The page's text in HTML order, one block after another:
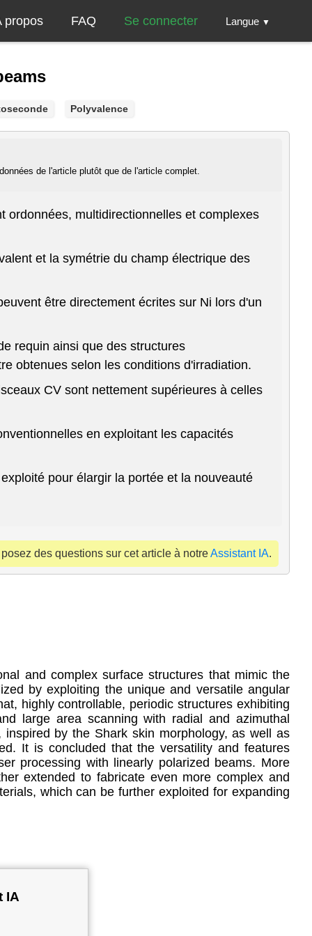
propos FAQ Se connecter Langue ▼
Polyvalence
de l'article plutôt que de l'article complet.
ordonnées, multidirectionnelles et complexes
et la symétrie du champ électrique des
être directement écrites sur Ni lors d'un
requin ainsi que des structures
obtenues selon les conditions d'irradiation.
CV sont nettement supérieures à celles
en exploitant les capacités
pour élargir la portée et la nouveauté
posez des questions sur cet article à notreAssistant IA.
and complex surface structures that mimic the
by exploiting the unique and versatile angular
highly controllable, periodic structures exhibiting
large area scanning with radial and azimuthal
by the Shark skin morphology, as well as
It is concluded that the versatility and features
processing with linearly polarized beams. More
extended to fabricate even more complex and
which can be further exploited for expanding
IA